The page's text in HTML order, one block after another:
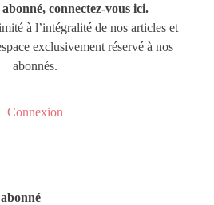
connectez-vous ici.
à l’intégralité de nos articles et
exclusivement réservé à nos
abonnés.
Connexion